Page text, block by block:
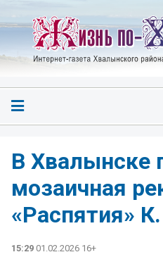
В Хвалынске
мозаичная
«Распятия» К.
15:29 01.02.2026 16+